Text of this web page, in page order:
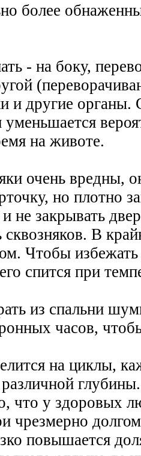
более
- на боку,
и другие органы.
на животе.
очень вредны,
но плотно
и не закрывать
сквозняков. В
Чтобы
спится при
из спальни
часов,
на циклы,
что у здоровых
чрезмерно
повышается